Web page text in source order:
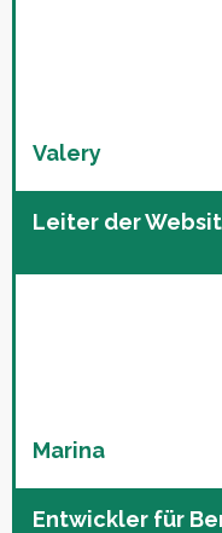
Valery
Leiter der
Marina
Entwickler für